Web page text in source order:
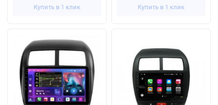
Купить в 1 клик Купить в 1 клик